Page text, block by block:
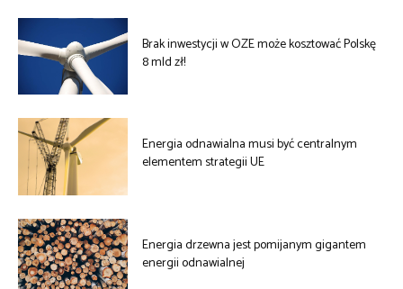
Brak inwestycji w OZE może kosztować Polskę
8 mld zł!
Energia odnawialna musi być centralnym
elementem strategii UE
Energia drzewna jest pomijanym gigantem
energii odnawialnej